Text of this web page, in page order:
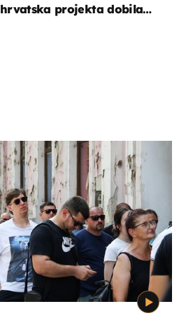
hrvatska projekta dobila